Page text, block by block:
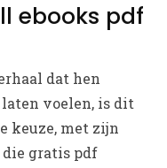
ebooks pdf
dat hen
voelen, is dit
keuze, met zijn
gratis pdf